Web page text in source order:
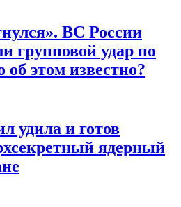
ВС России
групповой удар по
этом известно?
удила и готов
ядерный